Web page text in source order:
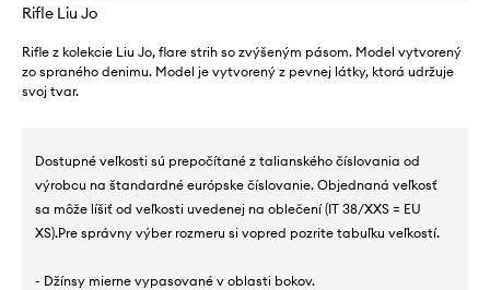
Rifle Liu Jo
Rifle z kolekcie Liu Jo, flare strih so zvýšeným pásom. Model vytvorený
zo spraného denimu. Model je vytvorený z pevnej látky, ktorá udržuje
svoj tvar.
Dostupné veľkosti sú prepočítané z talianského číslovania od
výrobcu na štandardné európske číslovanie. Objednaná veľkosť
sa môže líšiť od veľkosti uvedenej na oblečení (IT 38/XXS = EU
XS).Pre správny výber rozmeru si vopred pozrite tabuľku veľkostí.
- Džínsy mierne vypasované v oblasti bokov.